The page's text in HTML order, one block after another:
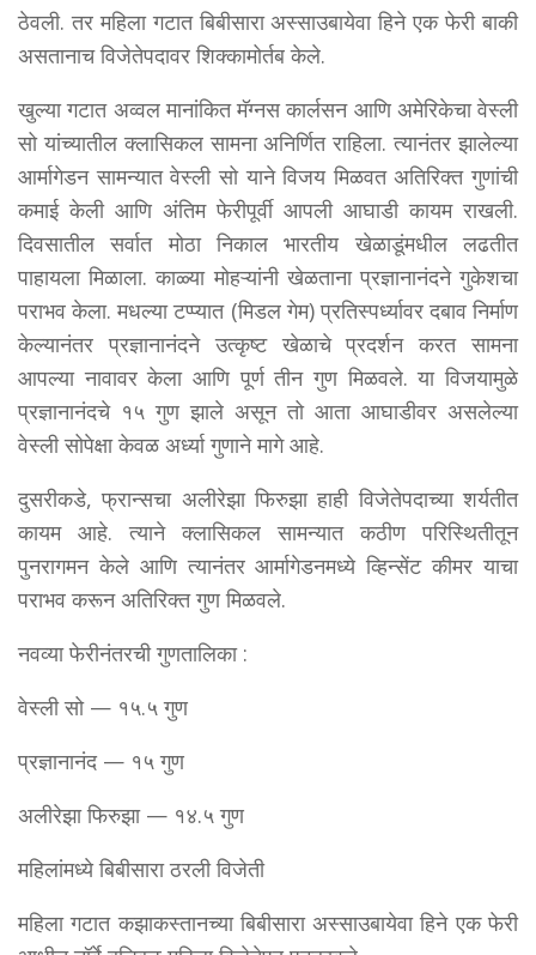
ठेवली. तर महिला गटात बिबीसारा अस्साउबायेवा हिने एक फेरी बाकी
असतानाच विजेतेपदावर शिक्कामोर्तब केले.
खुल्या गटात अव्वल मानांकित मॅग्नस कार्लसन आणि अमेरिकेचा वेस्ली
सो यांच्यातील क्लासिकल सामना अनिर्णित राहिला. त्यानंतर झालेल्या
आर्मागेडन सामन्यात वेस्ली सो याने विजय मिळवत अतिरिक्त गुणांची
कमाई केली आणि अंतिम फेरीपूर्वी आपली आघाडी कायम राखली.
दिवसातील सर्वात मोठा निकाल भारतीय खेळाडूंमधील लढतीत
पाहायला मिळाला. काळ्या मोहऱ्यांनी खेळताना प्रज्ञानानंदने गुकेशचा
पराभव केला. मधल्या टप्प्यात (मिडल गेम) प्रतिस्पर्ध्यावर दबाव निर्माण
केल्यानंतर प्रज्ञानानंदने उत्कृष्ट खेळाचे प्रदर्शन करत सामना
आपल्या नावावर केला आणि पूर्ण तीन गुण मिळवले. या विजयामुळे
प्रज्ञानानंदचे १५ गुण झाले असून तो आता आघाडीवर असलेल्या
वेस्ली सोपेक्षा केवळ अर्ध्या गुणाने मागे आहे.
दुसरीकडे, फ्रान्सचा अलीरेझा फिरुझा हाही विजेतेपदाच्या शर्यतीत
कायम आहे. त्याने क्लासिकल सामन्यात कठीण परिस्थितीतून
पुनरागमन केले आणि त्यानंतर आर्मागेडनमध्ये व्हिन्सेंट कीमर याचा
पराभव करून अतिरिक्त गुण मिळवले.
नवव्या फेरीनंतरची गुणतालिका :
वेस्ली सो — १५.५ गुण
प्रज्ञानानंद — १५ गुण
अलीरेझा फिरुझा — १४.५ गुण
महिलांमध्ये बिबीसारा ठरली विजेती
महिला गटात कझाकस्तानच्या बिबीसारा अस्साउबायेवा हिने एक फेरी